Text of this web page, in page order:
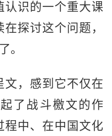
认识的一个重大课
探讨这个问题，
。
文，感到它不仅在
了战斗檄文的作
程中、在中国文化